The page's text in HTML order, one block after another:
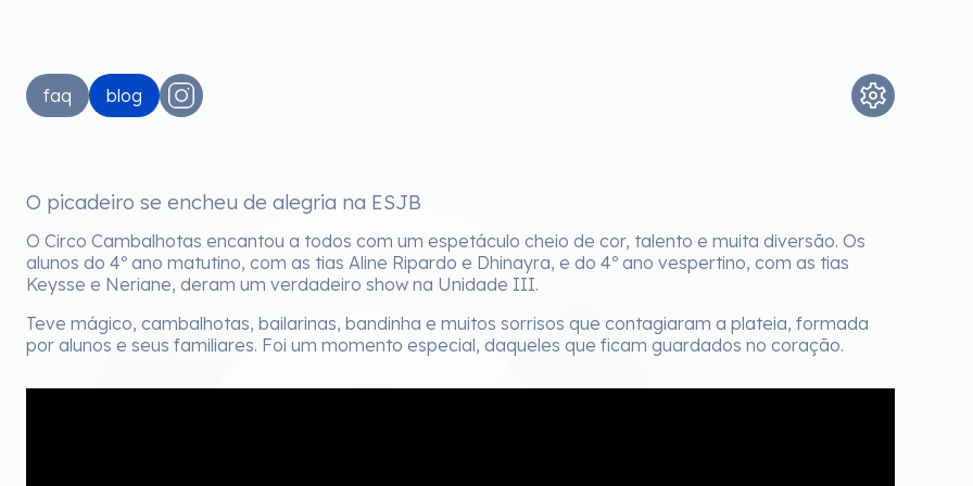
faq blog
O picadeiro se encheu de alegria na ESJB
O Circo Cambalhotas encantou a todos com um espetáculo cheio de cor, talento e muita diversão. Os
alunos do 4º ano matutino, com as tias Aline Ripardo e Dhinayra, e do 4º ano vespertino, com as tias
Keysse e Neriane, deram um verdadeiro show na Unidade III.
Teve mágico, cambalhotas, bailarinas, bandinha e muitos sorrisos que contagiaram a plateia, formada
por alunos e seus familiares. Foi um momento especial, daqueles que ficam guardados no coração.